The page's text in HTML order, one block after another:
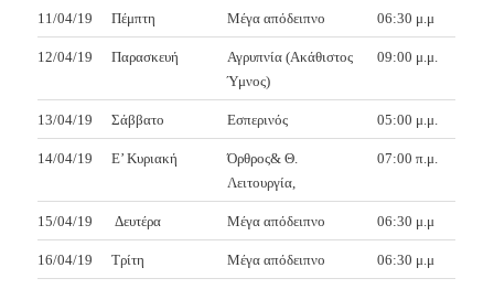
11/04/19 Πέμπτη Μέγα απόδειπνο 06:30 μ.μ
12/04/19 Παρασκευή
Αγρυπνία (Ακάθιστος
Ύμνος)
09:00 μ.μ.
13/04/19 Σάββατο Εσπερινός 05:00 μ.μ.
14/04/19 Ε’ Κυριακή
Όρθρος& Θ.
Λειτουργία,
07:00 π.μ.
15/04/19 Δευτέρα Μέγα απόδειπνο 06:30 μ.μ
16/04/19 Τρίτη Μέγα απόδειπνο 06:30 μ.μ